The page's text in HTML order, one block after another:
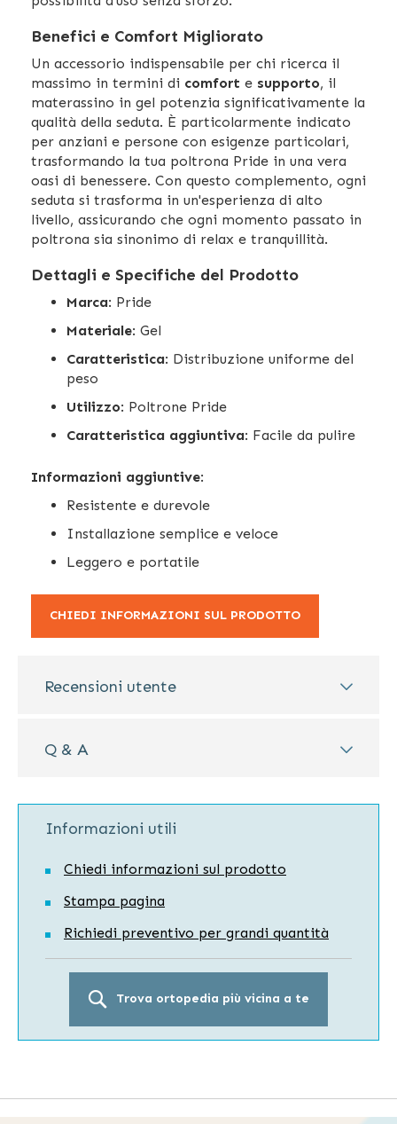
Benefici e Comfort Migliorato
Un accessorio indispensabile per chi ricerca il
massimo in termini di comfort e supporto, il
materassino in gel potenzia significativamente la
qualità della seduta. È particolarmente indicato
per anziani e persone con esigenze particolari,
trasformando la tua poltrona Pride in una vera
oasi di benessere. Con questo complemento, ogni
seduta si trasforma in un'esperienza di alto
livello, assicurando che ogni momento passato in
poltrona sia sinonimo di relax e tranquillità.
Dettagli e Specifiche del Prodotto
Marca: Pride
Materiale: Gel
Caratteristica: Distribuzione uniforme del
peso
Utilizzo: Poltrone Pride
Caratteristica aggiuntiva: Facile da pulire
Informazioni aggiuntive:
Resistente e durevole
Installazione semplice e veloce
Leggero e portatile
CHIEDI INFORMAZIONI SUL PRODOTTO
Recensioni utente
Q & A
Informazioni utili
Chiedi informazioni sul prodotto
Stampa pagina
Richiedi preventivo per grandi quantità
Trova ortopedia più vicina a te